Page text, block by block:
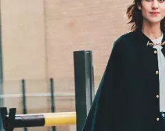
NEWSLETTER